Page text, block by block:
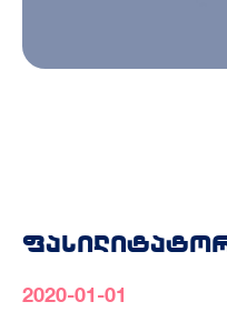
2020-01-01